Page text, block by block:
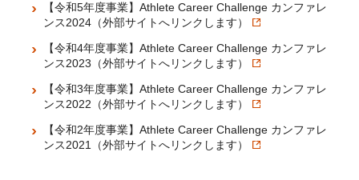
【令和5年度事業】Athlete Career Challenge カンファレ
ンス2024（外部サイトへリンクします）
【令和4年度事業】Athlete Career Challenge カンファレ
ンス2023（外部サイトへリンクします）
【令和3年度事業】Athlete Career Challenge カンファレ
ンス2022（外部サイトへリンクします）
【令和2年度事業】Athlete Career Challenge カンファレ
ンス2021（外部サイトへリンクします）